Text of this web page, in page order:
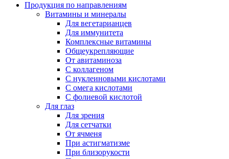
Продукция по направлениям
Витамины и минералы
Для вегетарианцев
Для иммунитета
Комплексные витамины
Общеукрепляющие
От авитаминоза
С коллагеном
С нуклеиновыми кислотами
С омега кислотами
С фолиевой кислотой
Для глаз
Для зрения
Для сетчатки
От ячменя
При астигматизме
При близорукости